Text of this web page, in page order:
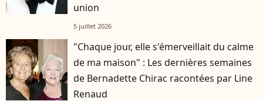
union
5 juillet 2026
"Chaque jour, elle s'émerveillait du calme
de ma maison" : Les dernières semaines
de Bernadette Chirac racontées par Line
Renaud